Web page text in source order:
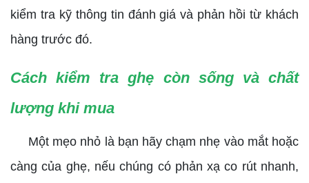
kiểm tra kỹ thông tin đánh giá và phản hồi từ khách
hàng trước đó.
Cách kiểm tra ghẹ còn sống và chất
lượng khi mua
Một mẹo nhỏ là bạn hãy chạm nhẹ vào mắt hoặc
càng của ghẹ, nếu chúng có phản xạ co rút nhanh,